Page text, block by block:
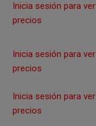
Inicia sesión para ver
precios
Inicia sesión para ver
precios
Inicia sesión para ver
precios